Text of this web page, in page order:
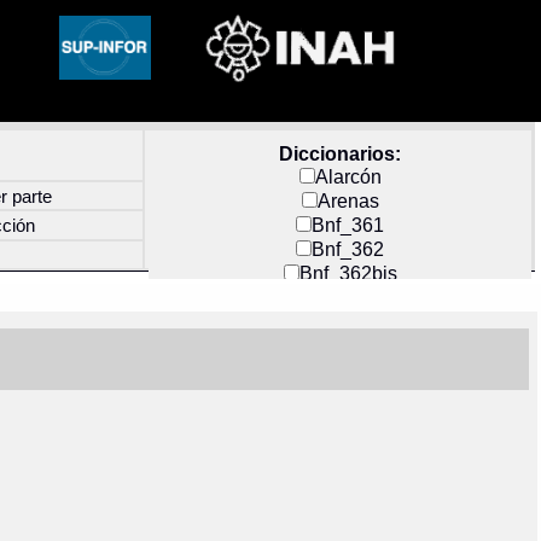
Diccionarios:
Alarcón
Arenas
Bnf_361
Bnf_362
Bnf_362bis
Docs_México
parte